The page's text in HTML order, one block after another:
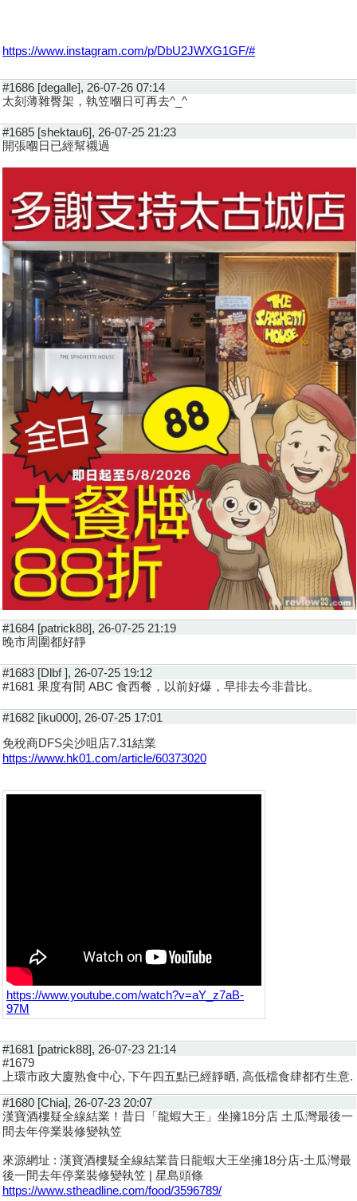
https://www.instagram.com/p/DbU2JWXG1GF/#
#1686 [degalle], 26-07-26 07:14
太刻薄雜臀架，執笠嗰日可再去^_^
#1685 [shektau6], 26-07-25 21:23
開張嗰日已經幫襯過
#1684 [patrick88], 26-07-25 21:19
晚市周圍都好靜
#1683 [Dlbf ], 26-07-25 19:12
#1681 果度有間 ABC 食西餐，以前好爆，早排去今非昔比。
#1682 [iku000], 26-07-25 17:01
免稅商DFS尖沙咀店7.31結業
https://www.hk01.com/article/60373020
https://www.youtube.com/watch?v=aY_z7aB-
97M
#1681 [patrick88], 26-07-23 21:14
#1679
上環市政大廈熟食中心, 下午四五點已經靜晒, 高低檔食肆都冇生意.
#1680 [Chia], 26-07-23 20:07
漢寶酒樓疑全線結業！昔日「龍蝦大王」坐擁18分店 土瓜灣最後一
間去年停業裝修變執笠
來源網址 : 漢寶酒樓疑全線結業昔日龍蝦大王坐擁18分店-土瓜灣最
後一間去年停業裝修變執笠 | 星島頭條
https://www.stheadline.com/food/3596789/